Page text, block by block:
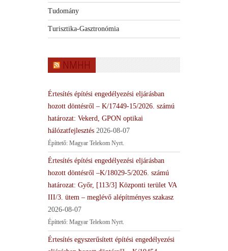
Tudomány
Turisztika-Gasztronómia
NMHH
Értesítés építési engedélyezési eljárásban
hozott döntésről – K/17449-15/2026. számú
határozat: Vekerd, GPON optikai
hálózatfejlesztés 2026-08-07
Építtető: Magyar Telekom Nyrt.
Értesítés építési engedélyezési eljárásban
hozott döntésről –K/18029-5/2026. számú
határozat: Győr, [113/3] Központi terület VA
III/3. ütem – meglévő alépítményes szakasz
2026-08-07
Építtető: Magyar Telekom Nyrt.
Értesítés egyszerűsített építési engedélyezési